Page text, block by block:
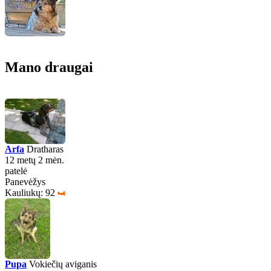
Mano draugai
Arfa Dratharas
12 metų 2 mėn.
patelė
Panevėžys
Kauliukų: 92
Pupa Vokiečių aviganis